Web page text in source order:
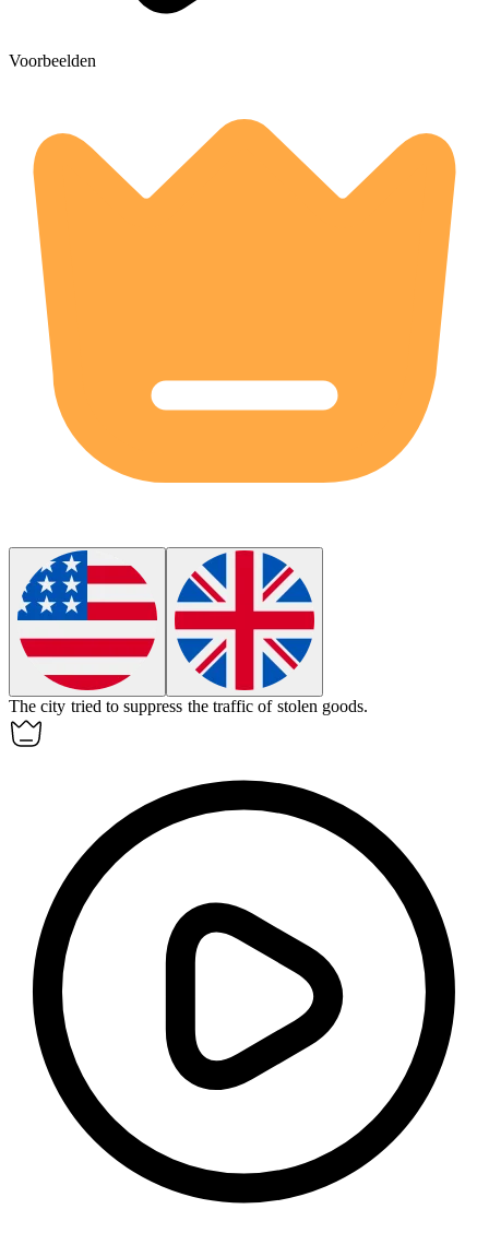
Voorbeelden
The city tried to suppress the traffic of stolen goods.